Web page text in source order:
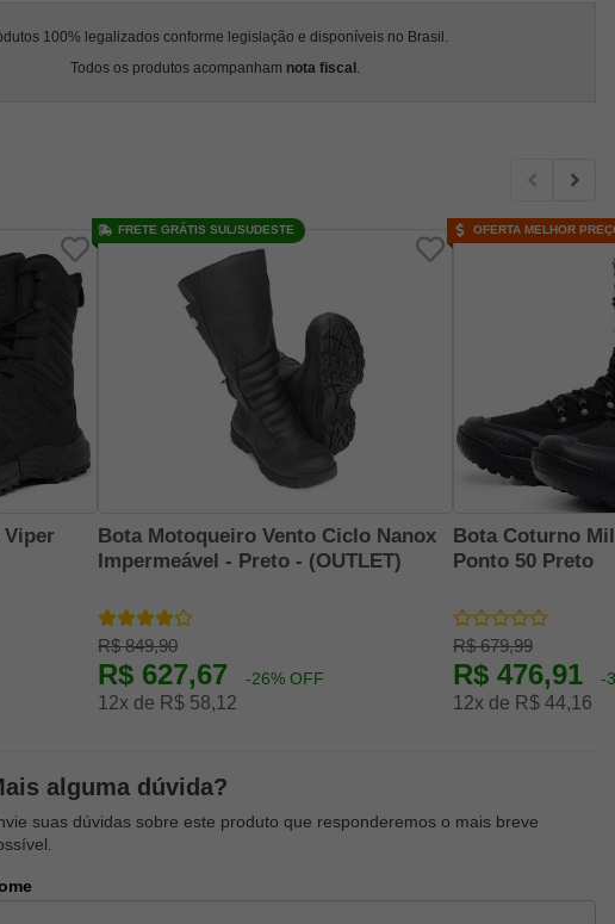
100% legalizados conforme legislação e disponíveis no Brasil.
Todos os produtos acompanham nota fiscal .
Bota Motoqueiro Vento Ciclo Nanox
Impermeável - Preto - (OUTLET)
R$ 849,90
R$ 627,67 -26% OFF
12x de R$ 58,12
FRETE GRÁTIS SUL/SUDESTE
Bota Coturno
Ponto 50 Preto
R$ 679,99
R$ 476,91 -
12x de R$ 44,16
OFERTA MELHOR
alguma dúvida?
suas dúvidas sobre este produto que responderemos o mais breve